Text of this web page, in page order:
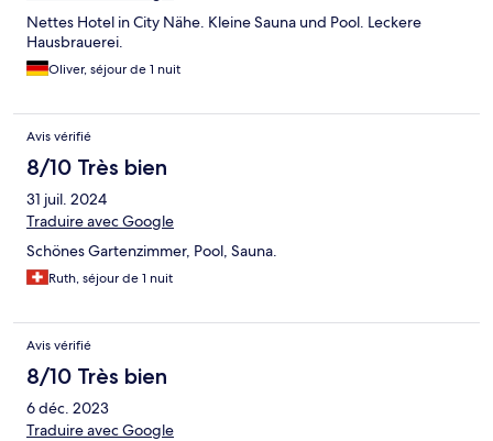
Nettes Hotel in City Nähe. Kleine Sauna und Pool. Leckere
Hausbrauerei.
Oliver, séjour de 1 nuit
Avis vérifié
8/10 Très bien
31 juil. 2024
Traduire avec Google
Schönes Gartenzimmer, Pool, Sauna.
Ruth, séjour de 1 nuit
Avis vérifié
8/10 Très bien
6 déc. 2023
Traduire avec Google